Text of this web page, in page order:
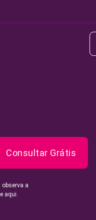
Consultar Grátis
a
aqui.